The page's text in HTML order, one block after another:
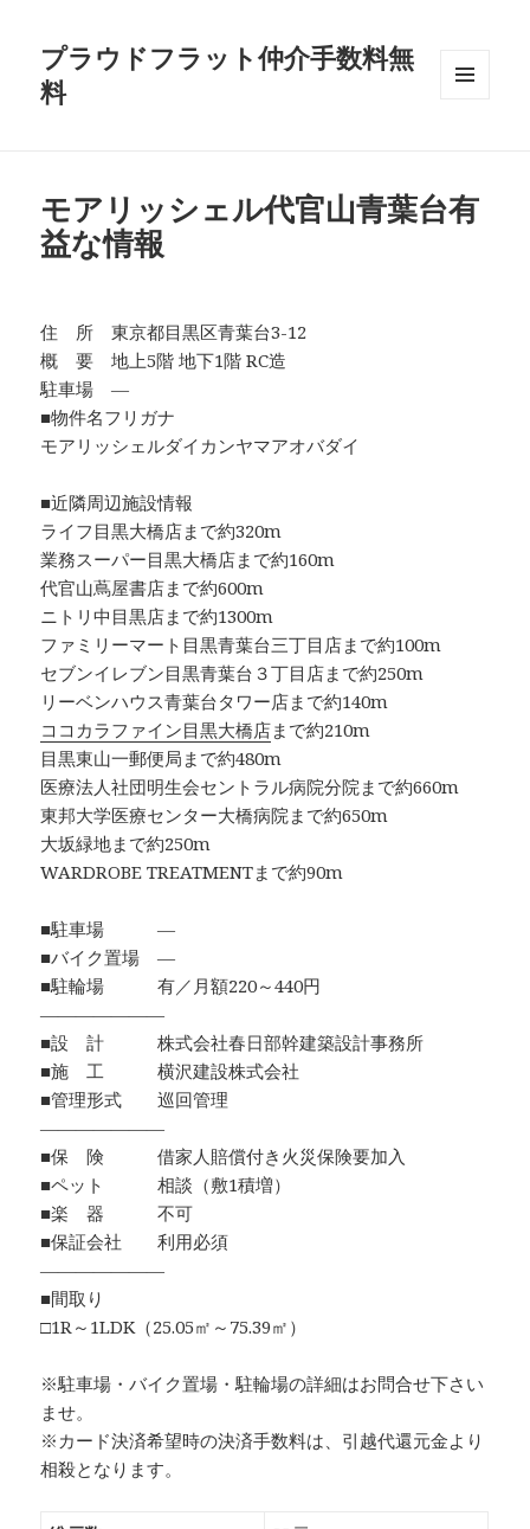
プラウドフラット仲介手数料無
料
モアリッシェル代官山青葉台有
益な情報
住 所 東京都目黒区青葉台3-12
概 要 地上5階 地下1階 RC造
駐車場 ―
■物件名フリガナ
モアリッシェルダイカンヤマアオバダイ
■近隣周辺施設情報
ライフ目黒大橋店まで約320m
業務スーパー目黒大橋店まで約160m
代官山蔦屋書店まで約600m
ニトリ中目黒店まで約1300m
ファミリーマート目黒青葉台三丁目店まで約100m
セブンイレブン目黒青葉台３丁目店まで約250m
リーベンハウス青葉台タワー店まで約140m
ココカラファイン目黒大橋店まで約210m
目黒東山一郵便局まで約480m
医療法人社団明生会セントラル病院分院まで約660m
東邦大学医療センター大橋病院まで約650m
大坂緑地まで約250m
WARDROBE TREATMENTまで約90m
■駐車場 ―
■バイク置場 ―
■駐輪場 有／月額220～440円
―――――――
■設 計 株式会社春日部幹建築設計事務所
■施 工 横沢建設株式会社
■管理形式 巡回管理
―――――――
■保 険 借家人賠償付き火災保険要加入
■ペット 相談（敷1積増）
■楽 器 不可
■保証会社 利用必須
―――――――
■間取り
□1R～1LDK（25.05㎡～75.39㎡）
※駐車場・バイク置場・駐輪場の詳細はお問合せ下さい
ませ。
※カード決済希望時の決済手数料は、引越代還元金より
相殺となります。